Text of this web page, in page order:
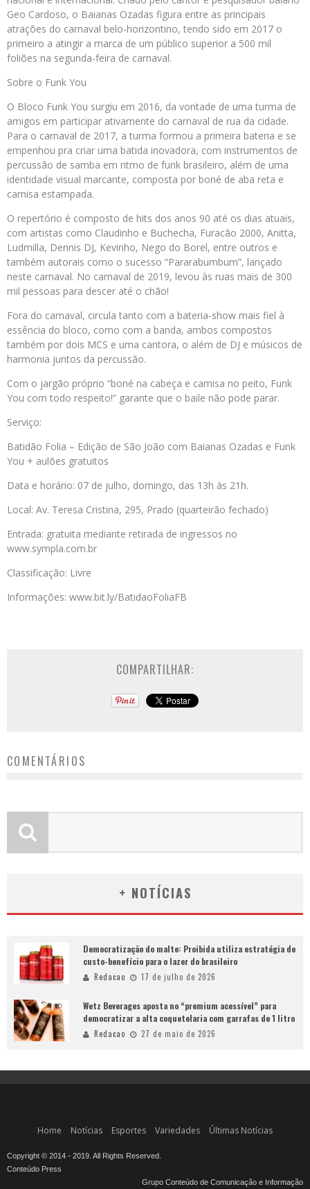
Geo Cardoso, o Baianas Ozadas figura entre as principais
atrações do carnaval belo-horizontino, tendo sido em 2017 o
primeiro a atingir a marca de um público superior a 500 mil
foliões na segunda-feira de carnaval.
Sobre o Funk You
O Bloco Funk You surgiu em 2016, da vontade de uma turma de
amigos em participar ativamente do carnaval de rua da cidade.
Para o carnaval de 2017, a turma formou a primeira bateria e se
empenhou pra criar uma batida inovadora, com instrumentos de
percussão de samba em ritmo de funk brasileiro, além de uma
identidade visual marcante, composta por boné de aba reta e
camisa estampada.
O repertório é composto de hits dos anos 90 até os dias atuais,
com artistas como Claudinho e Buchecha, Furacão 2000, Anitta,
Ludmilla, Dennis DJ, Kevinho, Nego do Borel, entre outros e
também autorais como o sucesso “Pararabumbum”, lançado
neste carnaval. No carnaval de 2019, levou às ruas mais de 300
mil pessoas para descer até o chão!
Fora do carnaval, circula tanto com a bateria-show mais fiel à
essência do bloco, como com a banda, ambos compostos
também por dois MCS e uma cantora, o além de DJ e músicos de
harmonia juntos da percussão.
Com o jargão próprio “boné na cabeça e camisa no peito, Funk
You com todo respeito!” garante que o baile não pode parar.
Serviço:
Batidão Folia – Edição de São João com Baianas Ozadas e Funk
You + aulões gratuitos
Data e horário: 07 de julho, domingo, das 13h às 21h.
Local: Av. Teresa Cristina, 295, Prado (quarteirão fechado)
Entrada: gratuita mediante retirada de ingressos no
www.sympla.com.br
Classificação: Livre
Informações: www.bit.ly/BatidaoFoliaFB
COMPARTILHAR:
COMENTÁRIOS
+ NOTÍCIAS
Democratização do malte: Proibida utiliza estratégia de
custo-benefício para o lazer do brasileiro
Redacao 17 de julho de 2026
Wetz Beverages aposta no “premium acessível” para
democratizar a alta coquetelaria com garrafas de 1 litro
Redacao 27 de maio de 2026
Home Notícias Esportes Variedades Últimas Notícias
Copyright © 2014 - 2019. All Rights Reserved.
Conteúdo Press
Grupo Conteúdo de Comunicação e Informação